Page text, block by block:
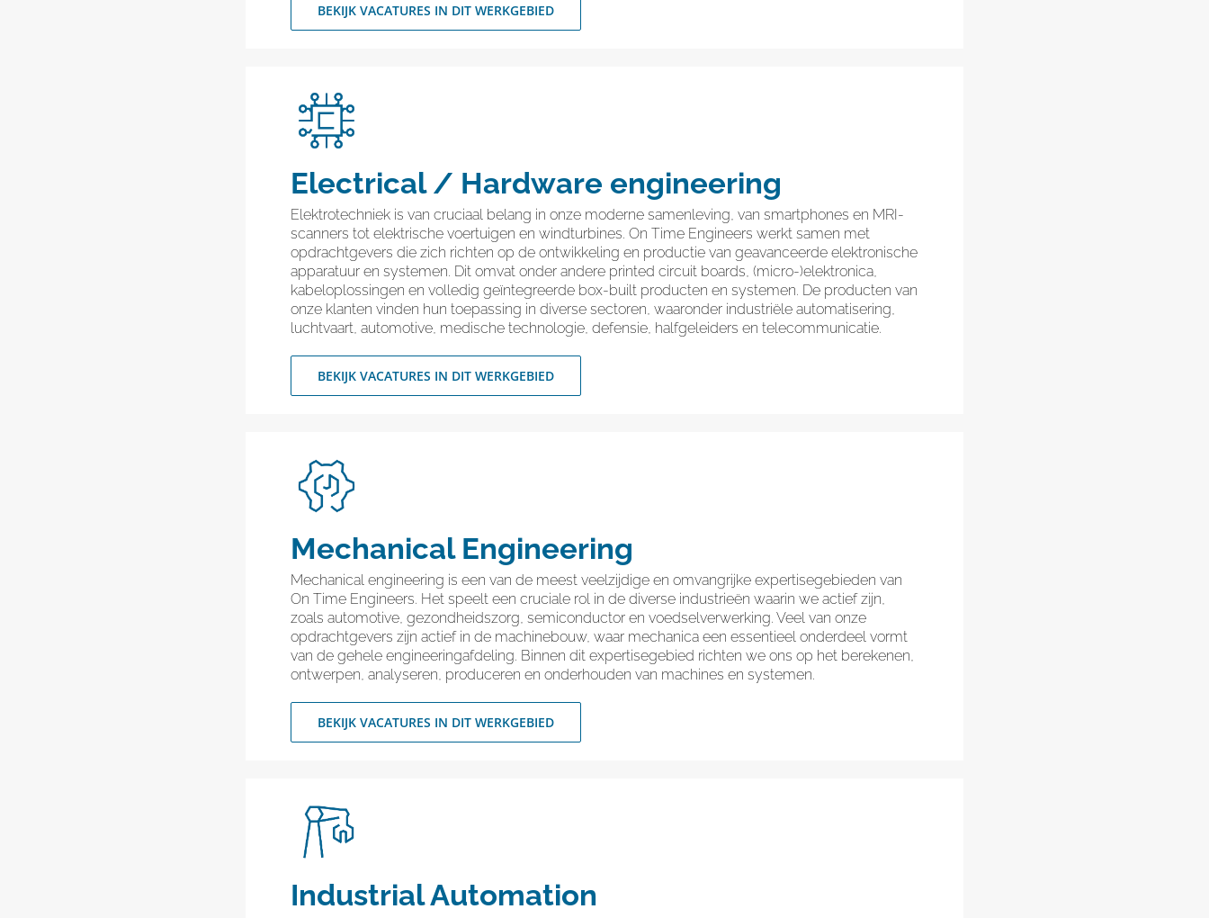
BEKIJK VACATURES IN DIT WERKGEBIED
Electrical / Hardware engineering
Elektrotechniek is van cruciaal belang in onze moderne samenleving, van smartphones en MRI-
scanners tot elektrische voertuigen en windturbines. On Time Engineers werkt samen met
opdrachtgevers die zich richten op de ontwikkeling en productie van geavanceerde elektronische
apparatuur en systemen. Dit omvat onder andere printed circuit boards, (micro-)elektronica,
kabeloplossingen en volledig geïntegreerde box-built producten en systemen. De producten van
onze klanten vinden hun toepassing in diverse sectoren, waaronder industriële automatisering,
luchtvaart, automotive, medische technologie, defensie, halfgeleiders en telecommunicatie.
BEKIJK VACATURES IN DIT WERKGEBIED
Mechanical Engineering
Mechanical engineering is een van de meest veelzijdige en omvangrijke expertisegebieden van
On Time Engineers. Het speelt een cruciale rol in de diverse industrieën waarin we actief zijn,
zoals automotive, gezondheidszorg, semiconductor en voedselverwerking. Veel van onze
opdrachtgevers zijn actief in de machinebouw, waar mechanica een essentieel onderdeel vormt
van de gehele engineeringafdeling. Binnen dit expertisegebied richten we ons op het berekenen,
ontwerpen, analyseren, produceren en onderhouden van machines en systemen.
BEKIJK VACATURES IN DIT WERKGEBIED
Industrial Automation